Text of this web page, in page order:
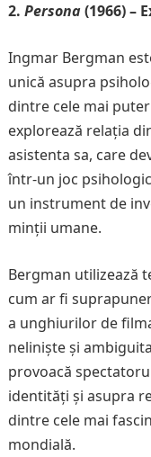
2. Persona(1966) –
Ingmar Bergman
unică asupra
dintre cele mai
explorează relația
asistenta sa, care
într-un joc
un instrument de
minții umane.
Bergman utilizează
cum ar fi
a unghiurilor de
neliniște și
provoacă
identități și asupra
dintre cele mai
mondială.